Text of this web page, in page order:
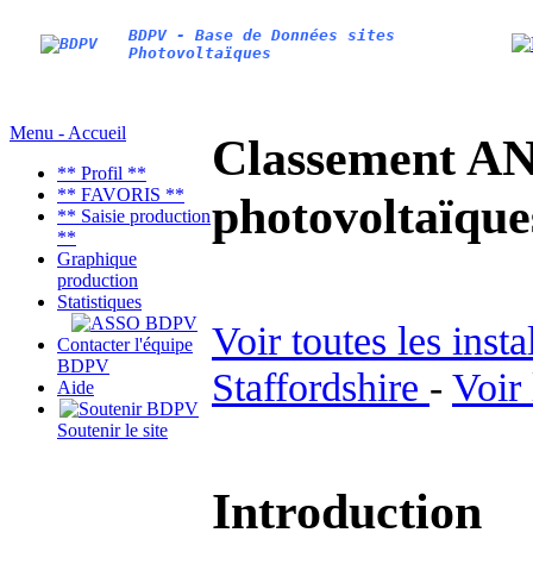
BDPV - Base de Données sites
Photovoltaïques
Menu - Accueil
** Profil **
** FAVORIS **
** Saisie production
**
Graphique
production
Statistiques
Contacter l'équipe
BDPV
Aide
Soutenir le site
Classement
Voir toutes les
Staffordshire - Voir
Introduction